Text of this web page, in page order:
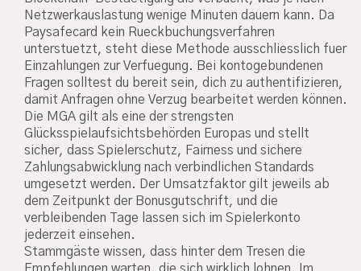
Netzwerkauslastung wenige Minuten dauern kann. Da
Paysafecard kein Rueckbuchungsverfahren
unterstuetzt, steht diese Methode ausschliesslich fuer
Einzahlungen zur Verfuegung. Bei kontogebundenen
Fragen solltest du bereit sein, dich zu authentifizieren,
damit Anfragen ohne Verzug bearbeitet werden können.
Die MGA gilt als eine der strengsten
Glücksspielaufsichtsbehörden Europas und stellt
sicher, dass Spielerschutz, Fairness und sichere
Zahlungsabwicklung nach verbindlichen Standards
umgesetzt werden. Der Umsatzfaktor gilt jeweils ab
dem Zeitpunkt der Bonusgutschrift, und die
verbleibenden Tage lassen sich im Spielerkonto
jederzeit einsehen.
Stammgäste wissen, dass hinter dem Tresen die
Empfehlungen warten, die sich wirklich lohnen. Im